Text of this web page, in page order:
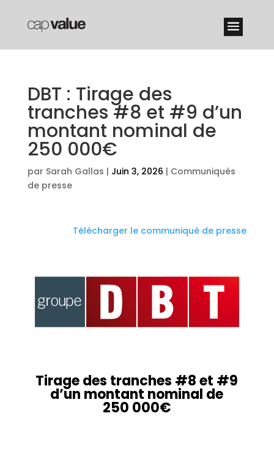
DBT : Tirage des
tranches #8 et #9 d’un
montant nominal de
250 000€
par Sarah Gallas | Juin 3, 2026 | Communiqués
de presse
Télécharger le communiqué de presse
Tirage des tranches #8 et #9
d’un montant nominal de
250 000€